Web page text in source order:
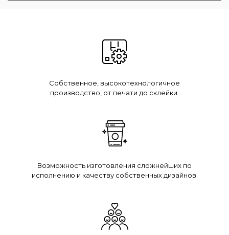
Собственное, высокотехнологичное
производство, от печати до склейки.
Возможность изготовления сложнейших по
исполнению и качеству собственных дизайнов.